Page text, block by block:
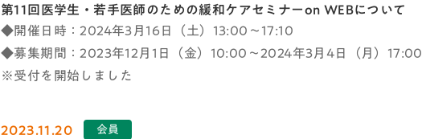
第11回医学生・若手医師のための緩和ケアセミナーon WEBについて
◆開催日時：2024年3月16日（土）13:00～17:10
◆募集期間：2023年12月1日（金）10:00～2024年3月4日（月）17:00
※受付を開始しました
2023.11.20 会員